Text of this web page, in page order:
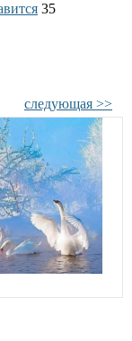
35
следующая >>